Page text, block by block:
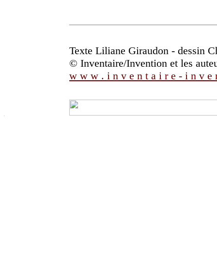
Texte Liliane Giraudon - dessin
© Inventaire/Invention et les
w w w . i n v e n t a i r e - i n v e